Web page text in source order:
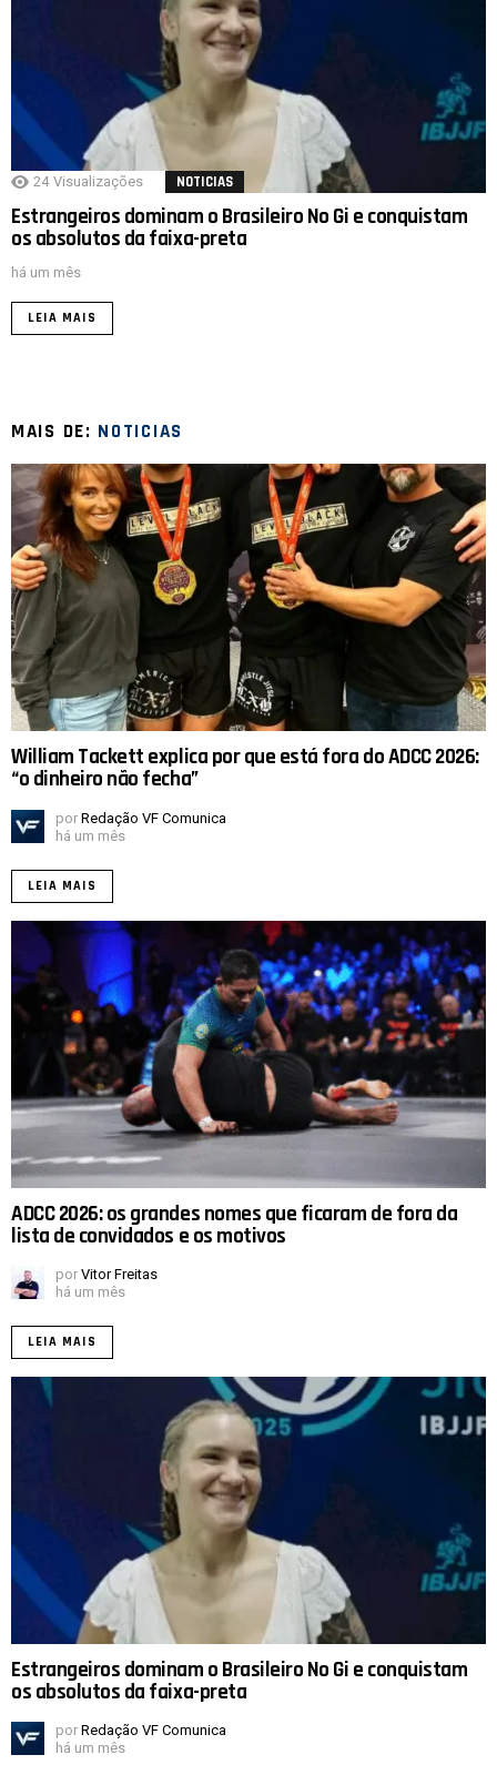
24 Visualizações NOTICIAS
Estrangeiros dominam o Brasileiro No Gi e conquistam
os absolutos da faixa-preta
há um mês
LEIA MAIS
MAIS DE: NOTICIAS
William Tackett explica por que está fora do ADCC 2026:
“o dinheiro não fecha”
por Redação VF Comunica
há um mês
LEIA MAIS
ADCC 2026: os grandes nomes que ficaram de fora da
lista de convidados e os motivos
por Vitor Freitas
há um mês
LEIA MAIS
Estrangeiros dominam o Brasileiro No Gi e conquistam
os absolutos da faixa-preta
por Redação VF Comunica
há um mês